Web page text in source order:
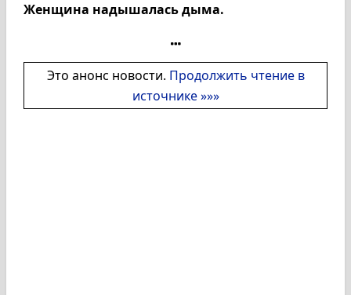
Женщина надышалась дыма.
Это анонс новости. Продолжить чтение в
источнике »»»